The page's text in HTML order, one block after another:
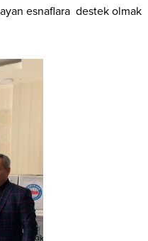
esnaflara destek olmak